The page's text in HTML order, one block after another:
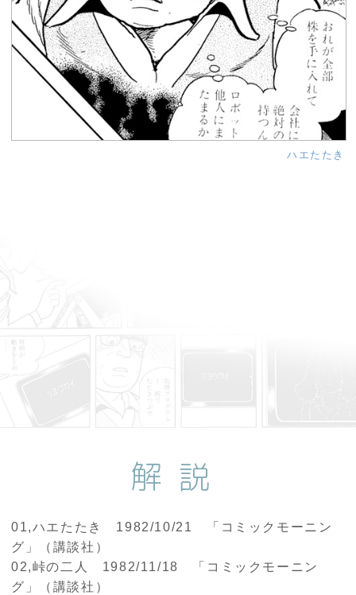
ハエたたき
解説
01,ハエたたき 1982/10/21 「コミックモーニン
グ」（講談社）
02,峠の二人 1982/11/18 「コミックモーニン
グ」（講談社）